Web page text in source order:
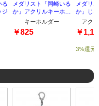
る
ジ
メダリスト「岡崎いる
か」アクリルキーホル
キーホルダー
￥825
メダリ
か」じ
ルスタ
アク
￥
3%還元